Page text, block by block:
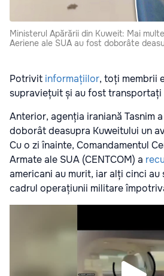
Ministerul Apărării din Kuweit: Mai
Aeriene ale SUA au fost doborâte
Potrivit informațiilor, toți membrii
supraviețuit și au fost transportați
Anterior, agenția iraniană Tasnim
doborât deasupra Kuweitului un
Cu o zi înainte, Comandamentul
Armate ale SUA (CENTCOM) a
americani au murit, iar alți cinci
cadrul operațiunii militare